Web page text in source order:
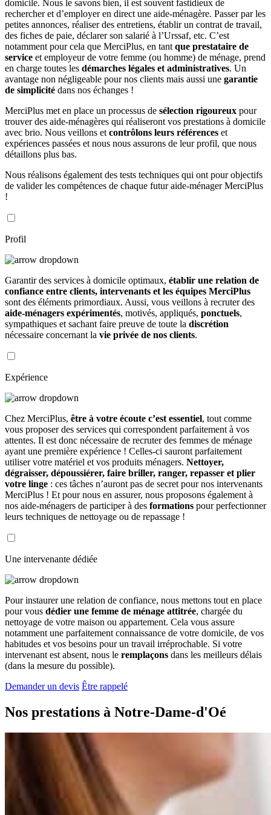
domicile. Nous le savons bien, il est souvent fastidieux de
rechercher et d’employer en direct une aide-ménagère. Passer par les
petites annonces, réaliser des entretiens, établir un contrat de travail,
des fiches de paie, déclarer son salarié à l’Urssaf, etc. C’est
notamment pour cela que MerciPlus, en tant que prestataire de
service et employeur de votre femme (ou homme) de ménage, prend
en charge toutes les démarches légales et administratives. Un
avantage non négligeable pour nos clients mais aussi une garantie
de simplicité dans nos échanges !
MerciPlus met en place un processus de sélection rigoureux pour
trouver des aide-ménagères qui réaliseront vos prestations à domicile
avec brio. Nous veillons et contrôlons leurs références et
expériences passées et nous nous assurons de leur profil, que nous
détaillons plus bas.
Nous réalisons également des tests techniques qui ont pour objectifs
de valider les compétences de chaque futur aide-ménager MerciPlus
!
Profil
Garantir des services à domicile optimaux, établir une relation de
confiance entre clients, intervenants et les équipes MerciPlus
sont des éléments primordiaux. Aussi, vous veillons à recruter des
aide-ménagers expérimentés, motivés, appliqués, ponctuels,
sympathiques et sachant faire preuve de toute la discrétion
nécessaire concernant la vie privée de nos clients.
Expérience
Chez MerciPlus, être à votre écoute c’est essentiel, tout comme
vous proposer des services qui correspondent parfaitement à vos
attentes. Il est donc nécessaire de recruter des femmes de ménage
ayant une première expérience ! Celles-ci sauront parfaitement
utiliser votre matériel et vos produits ménagers. Nettoyer,
dégraisser, dépoussiérer, faire briller, ranger, repasser et plier
votre linge : ces tâches n’auront pas de secret pour nos intervenants
MerciPlus ! Et pour nous en assurer, nous proposons également à
nos aide-ménagers de participer à des formations pour perfectionner
leurs techniques de nettoyage ou de repassage !
Une intervenante dédiée
Pour instaurer une relation de confiance, nous mettons tout en place
pour vous dédier une femme de ménage attitrée, chargée du
nettoyage de votre maison ou appartement. Cela vous assure
notamment une parfaitement connaissance de votre domicile, de vos
habitudes et vos besoins pour un travail irréprochable. Si votre
intervenant est absent, nous le remplaçons dans les meilleurs délais
(dans la mesure du possible).
Demander un devis Être rappelé
Nos prestations à Notre-Dame-d'Oé